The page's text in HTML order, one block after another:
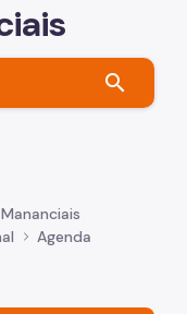
search
Agenda